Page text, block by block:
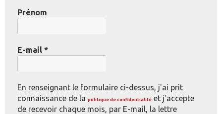
Prénom
E-mail *
En renseignant le formulaire ci-dessus, j'ai prit
connaissance de la politique de confidentialité et j'accepte
de recevoir chaque mois, par E-mail, la lettre